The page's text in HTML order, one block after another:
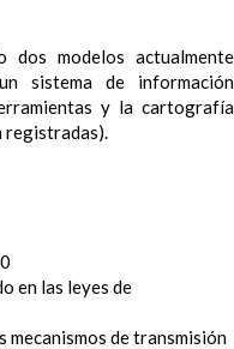
dos modelos actualmente
sistema de información
y la cartografía
registradas).
en las leyes de
mecanismos de transmisión